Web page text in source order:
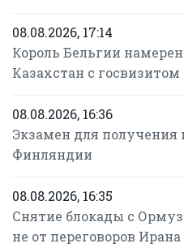
08.08.2026, 17:14
Король Бельгии
Казахстан с госвизитом
08.08.2026, 16:36
Экзамен для получения
Финляндии
08.08.2026, 16:35
Снятие блокады с
не от переговоров